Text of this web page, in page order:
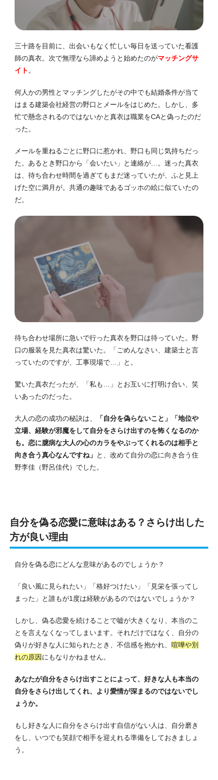
三十路を目前に、出会いもなく忙しい毎日を送っていた看護
師の真衣。次で無理なら諦めようと始めたのがマッチングサ
イト 。
何人かの男性とマッチングしたがその中でも結婚条件が当て
はまる建築会社経営の野口とメールをはじめた。しかし、多
忙で懸念されるのではないかと真衣は職業をCAと偽ったのだ
った。
メールを重ねるごとに野口に惹かれ、野口も同じ気持ちだっ
た。あるとき野口から「会いたい」と連絡が…。迷った真衣
は、待ち合わせ時間を過ぎてもまだ迷っていたが、ふと見上
げた空に満月が。共通の趣味であるゴッホの絵に似ていたの
だ。
待ち合わせ場所に急いで行った真衣を野口は待っていた。野
口の服装を見た真衣は驚いた。「ごめんなさい、建築士と言
っていたのですが、工事現場で…」と。
驚いた真衣だったが、「私も…」とお互いに打明け合い、笑
いあったのだった。
大人の恋の成功の秘訣は、
「自分を偽らないこと」「地位や
立場、経験が邪魔をして自分をさらけ出すのを怖くなるのか
も。恋に臆病な大人の心のカラをやぶってくれるのは相手と
向き合う真心なんですね」 と、改めて自分の恋に向き合う住
野李佳（野呂佳代）でした。
自分を偽る恋愛に意味はある？さらけ出した
方が良い理由
自分を偽る恋にどんな意味があるのでしょうか？
「良い風に見られたい」「格好つけたい」「見栄を張ってし
まった」と誰もが1度は経験があるのではないでしょうか？
しかし、偽る恋愛を続けることで嘘が大きくなり、本当のこ
とを言えなくなってしまいます。それだけではなく、自分の
偽りが好きな人に知られたとき、不信感を抱かれ、 喧嘩や別
れの原因にもなりかねません。
あなたが自分をさらけ出すことによって、好きな人も本当の
自分をさらけ出してくれ、より愛情が深まるのではないでし
ょうか。
もし好きな人に自分をさらけ出す自信がない人は、自分磨き
をし、いつでも笑顔で相手を迎えれる準備をしておきましょ
う。